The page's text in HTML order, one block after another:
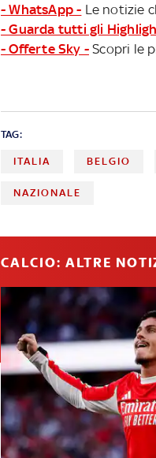
- WhatsApp - Le notizie
- Guarda tutti gli
- Offerte Sky - Scopri le
TAG:
ITALIA BELGIO
NAZIONALE
CALCIO: ALTRE